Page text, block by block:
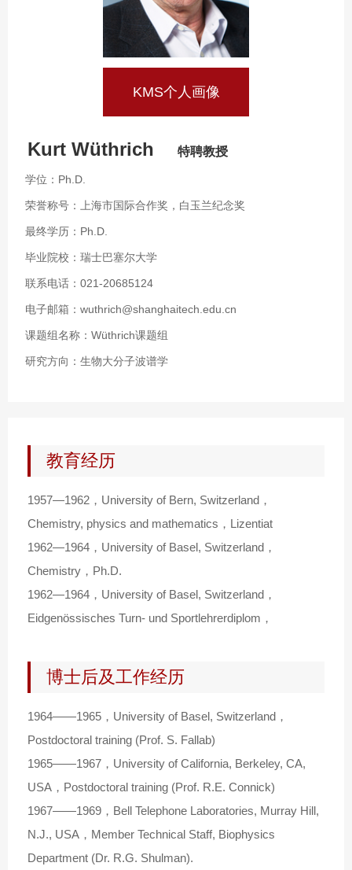
KMS个人画像
Kurt Wüthrich 特聘教授
学位：Ph.D.
荣誉称号：上海市国际合作奖，白玉兰纪念奖
最终学历：Ph.D.
毕业院校：瑞士巴塞尔大学
联系电话：021-20685124
电子邮箱：wuthrich@shanghaitech.edu.cn
课题组名称：Wüthrich课题组
研究方向：生物大分子波谱学
教育经历
1957—1962，University of Bern, Switzerland，
Chemistry, physics and mathematics，Lizentiat
1962—1964，University of Basel, Switzerland，
Chemistry，Ph.D.
1962—1964，University of Basel, Switzerland，
Eidgenössisches Turn- und Sportlehrerdiplom，
博士后及工作经历
1964——1965，University of Basel, Switzerland，
Postdoctoral training (Prof. S. Fallab)
1965——1967，University of California, Berkeley, CA,
USA，Postdoctoral training (Prof. R.E. Connick)
1967——1969，Bell Telephone Laboratories, Murray Hill,
N.J., USA，Member Technical Staff, Biophysics
Department (Dr. R.G. Shulman).